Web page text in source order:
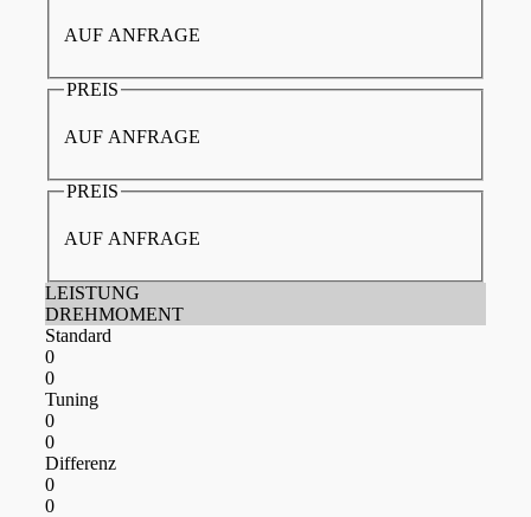
AUF ANFRAGE
PREIS
AUF ANFRAGE
PREIS
AUF ANFRAGE
LEISTUNG
DREHMOMENT
Standard
0
0
Tuning
0
0
Differenz
0
0